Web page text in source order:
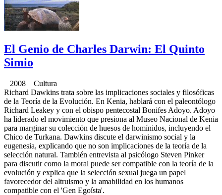
El Genio de Charles Darwin: El Quinto
Simio
2008 Cultura
Richard Dawkins trata sobre las implicaciones sociales y filosóficas
de la Teoría de la Evolución. En Kenia, hablará con el paleontólogo
Richard Leakey y con el obispo pentecostal Bonifes Adoyo. Adoyo
ha liderado el movimiento que presiona al Museo Nacional de Kenia
para marginar su colección de huesos de homínidos, incluyendo el
Chico de Turkana. Dawkins discute el darwinismo social y la
eugenesia, explicando que no son implicaciones de la teoría de la
selección natural. También entrevista al psicólogo Steven Pinker
para discutir como la moral puede ser compatible con la teoría de la
evolución y explica que la selección sexual juega un papel
favorecedor del altruismo y la amabilidad en los humanos
compatible con el 'Gen Egoísta'.